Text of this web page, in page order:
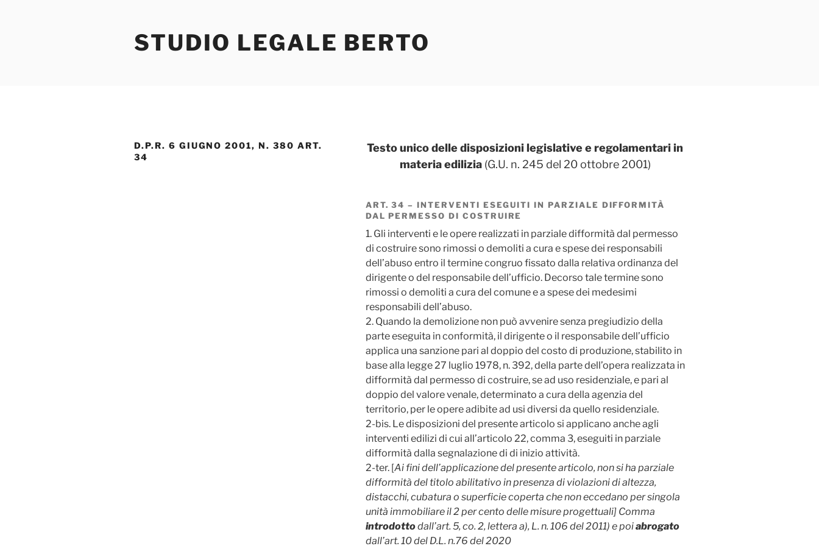
STUDIO LEGALE BERTO
D.P.R. 6 GIUGNO 2001, N. 380 ART.
34
Testo unico delle disposizioni legislative e regolamentari in
materia edilizia (G.U. n. 245 del 20 ottobre 2001)
ART. 34 – INTERVENTI ESEGUITI IN PARZIALE DIFFORMITÀ
DAL PERMESSO DI COSTRUIRE
1. Gli interventi e le opere realizzati in parziale difformità dal permesso
di costruire sono rimossi o demoliti a cura e spese dei responsabili
dell’abuso entro il termine congruo fissato dalla relativa ordinanza del
dirigente o del responsabile dell’ufficio. Decorso tale termine sono
rimossi o demoliti a cura del comune e a spese dei medesimi
responsabili dell’abuso.
2. Quando la demolizione non può avvenire senza pregiudizio della
parte eseguita in conformità, il dirigente o il responsabile dell’ufficio
applica una sanzione pari al doppio del costo di produzione, stabilito in
base alla legge 27 luglio 1978, n. 392, della parte dell’opera realizzata in
difformità dal permesso di costruire, se ad uso residenziale, e pari al
doppio del valore venale, determinato a cura della agenzia del
territorio, per le opere adibite ad usi diversi da quello residenziale.
2-bis. Le disposizioni del presente articolo si applicano anche agli
interventi edilizi di cui all’articolo 22, comma 3, eseguiti in parziale
difformità dalla segnalazione di di inizio attività.
2-ter. [Ai fini dell’applicazione del presente articolo, non si ha parziale
difformità del titolo abilitativo in presenza di violazioni di altezza,
distacchi, cubatura o superficie coperta che non eccedano per singola
unità immobiliare il 2 per cento delle misure progettuali] Comma
introdottodall’art. 5, co. 2, lettera a), L. n. 106 del 2011) e poiabrogato
dall’art. 10 del D.L. n.76 del 2020